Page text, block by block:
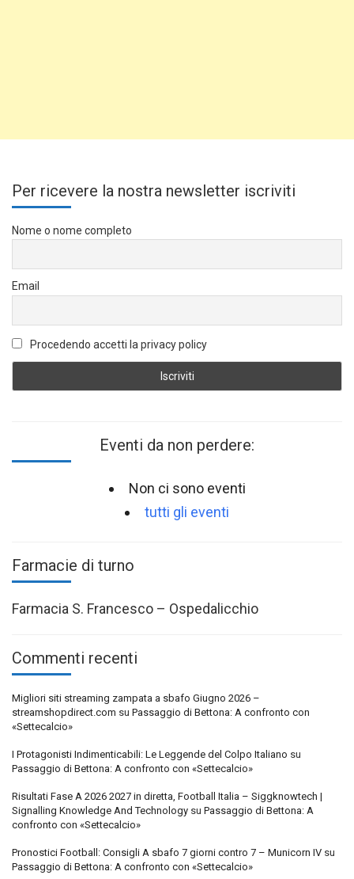
Per ricevere la nostra newsletter iscriviti
Nome o nome completo
Email
Procedendo accetti la privacy policy
Eventi da non perdere:
Non ci sono eventi
tutti gli eventi
Farmacie di turno
Farmacia S. Francesco – Ospedalicchio
Commenti recenti
Migliori siti streaming zampata a sbafo Giugno 2026 –
streamshopdirect.com su Passaggio di Bettona: A confronto con
«Settecalcio»
I Protagonisti Indimenticabili: Le Leggende del Colpo Italiano su
Passaggio di Bettona: A confronto con «Settecalcio»
Risultati Fase A 2026 2027 in diretta, Football Italia – Siggknowtech |
Signalling Knowledge And Technology su Passaggio di Bettona: A
confronto con «Settecalcio»
Pronostici Football: Consigli A sbafo 7 giorni contro 7 – Municorn IV su
Passaggio di Bettona: A confronto con «Settecalcio»